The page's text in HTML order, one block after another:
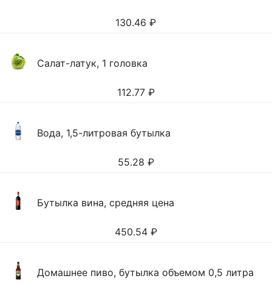
130.46 ₽
Салат-латук, 1 головка
112.77 ₽
Вода, 1,5-литровая бутылка
55.28 ₽
Бутылка вина, средняя цена
450.54 ₽
Домашнее пиво, бутылка объемом 0,5 литра